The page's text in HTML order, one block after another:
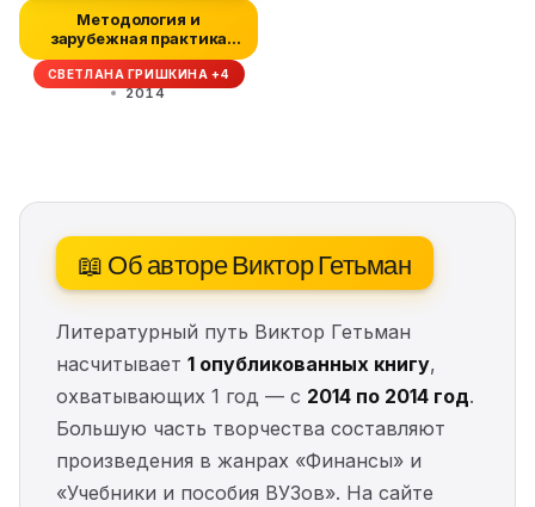
Методология и
зарубежная практика
учета инвестицио...
СВЕТЛАНА ГРИШКИНА +4
2014
📖 Об авторе Виктор Гетьман
Литературный путь Виктор Гетьман
насчитывает 1 опубликованных книгу,
охватывающих 1 год — с 2014 по 2014 год.
Большую часть творчества составляют
произведения в жанрах «Финансы» и
«Учебники и пособия ВУЗов». На сайте